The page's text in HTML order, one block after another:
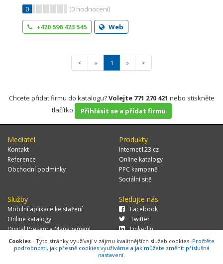
0
(0 hodnocení)
+420 596 423 545
Web
< « 1 » >
Chcete přidat firmu do katalogu?Volejte 771 270 421 nebo stiskněte
tlačítko
Přihlásit se a přidat firmu
Mediatel
Kontakt
Reference
Obchodní podmínky
Produkty
Internet123.cz
Online katalogy
PPC kampaně
Sociální sítě
Služby
Mobilní aplikace ke stažení
Online katalogy
Digital Presence Management
Více zákazníků
Sledujte nás
Facebook
Twitter
LinkedIn
Cookies - Tyto stránky využívají v zájmu kvalitnějších služeb cookies. Pročtěte
podrobnosti, jak přesně cookies využíváme a jak můžete změnit příslušná
nastavení.